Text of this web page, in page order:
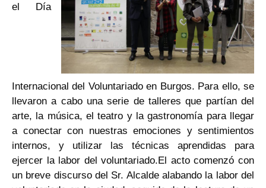
el Día
Internacional del Voluntariado en Burgos. Para ello, se
llevaron a cabo una serie de talleres que partían del
arte, la música, el teatro y la gastronomía para llegar
a conectar con nuestras emociones y sentimientos
internos, y utilizar las técnicas aprendidas para
ejercer la labor del voluntariado.El acto comenzó con
un breve discurso del Sr. Alcalde alabando la labor del